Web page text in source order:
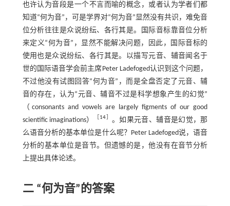
也许认为音段是一个不言而喻的概念，或者认为学者们都
知道“何为音”，可是学界对“何为音”显然没有共识，难免音
位分析往往是众说纷纭、各行其是。国际音标靠音位分析
来定义“何为音”，显然不能解决问题，因此，国际音标的
使用也是众说纷纭、各行其是。以描写元音、辅音闻名于
世的国际语音学会前主席Peter Ladefoged认识到这个问题，
不过他没有试图回答“何为音”，而是全盘否定了元音、辅
音的存在，认为“元音、辅音不过是科学想象产生的幻觉”
（consonants and vowels are largely figments of our good
scientific imaginations）
［14］ 。如果元音、辅音是幻觉，那
么语音分析的基本单位是什么呢？Peter Ladefoged说，语音
分析的基本单位是音节。但遗憾的是，他没有在音节分析
上提出具体论述。
二 “何为音”的答案